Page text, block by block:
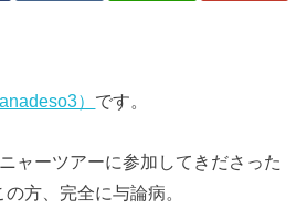
） です。
ャーツアーに参加してきださった
方、完全に与論病。